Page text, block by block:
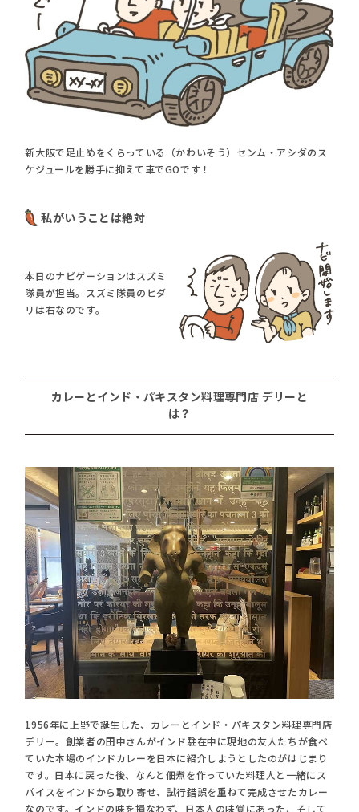
新大阪で足止めをくらっている（かわいそう）センム・アシダのス
ケジュールを勝手に抑えて車でGOです！
私がいうことは絶対
本日のナビゲーションはスズミ
隊員が担当。スズミ隊員のヒダ
リは右なのです。
カレーとインド・パキスタン料理専門店 デリーと
は？
1956年に上野で誕生した、カレーとインド・パキスタン料理専門店
デリー。創業者の田中さんがインド駐在中に現地の友人たちが食べ
ていた本場のインドカレーを日本に紹介しようとしたのがはじまり
です。日本に戻った後、なんと佃煮を作っていた料理人と一緒にス
パイスをインドから取り寄せ、試行錯誤を重ねて完成させたカレー
なのです。インドの味を損なわず、日本人の味覚にあった、そして